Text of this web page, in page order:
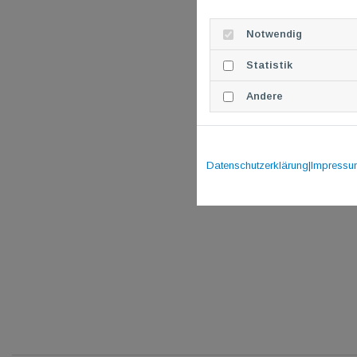
Notwendig
Statistik
Andere
Datenschutzerklärung|